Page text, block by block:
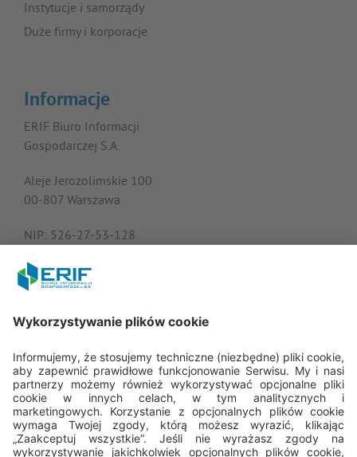
Instytucje i samorządy
Duże firmy i korporacje
Informacje
ERIF Biuro Informacji
Gospodarczej S.A.
Aleje Jerozolimskie 100
00-807 Warszawa
NIP: 526-27-53-128
REGON: 015613573
22 594 25 15
pon. - pt.: 8:00 - 16:00